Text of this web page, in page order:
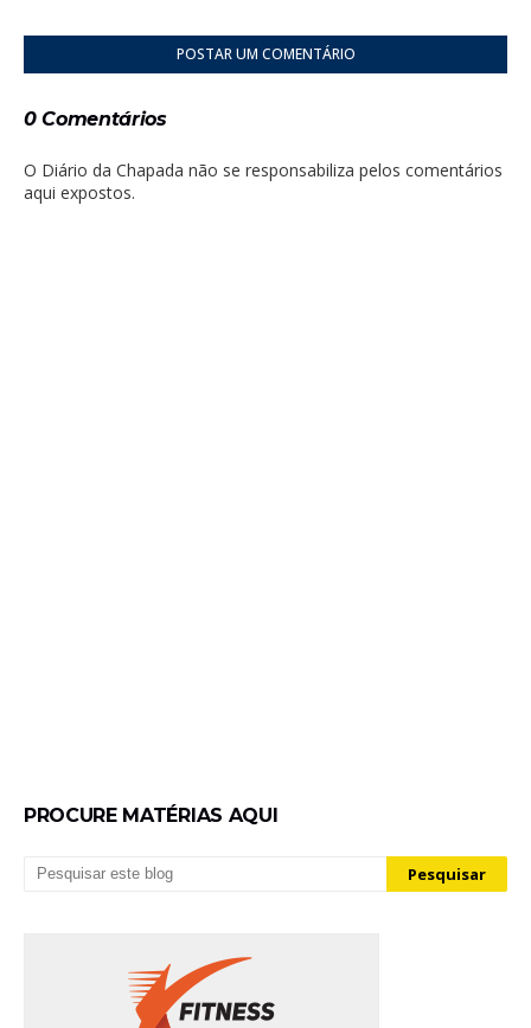
POSTAR UM COMENTÁRIO
0 Comentários
O Diário da Chapada não se responsabiliza pelos comentários
aqui expostos.
PROCURE MATÉRIAS AQUI